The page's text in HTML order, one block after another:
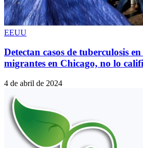
EEUU
Detectan casos de tuberculosis
migrantes en Chicago, no lo
4 de abril de 2024